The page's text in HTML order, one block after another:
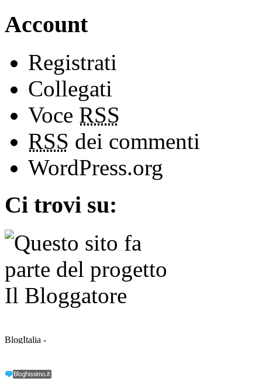
Account
Registrati
Collegati
Voce RSS
RSS dei commenti
WordPress.org
Ci trovi su: